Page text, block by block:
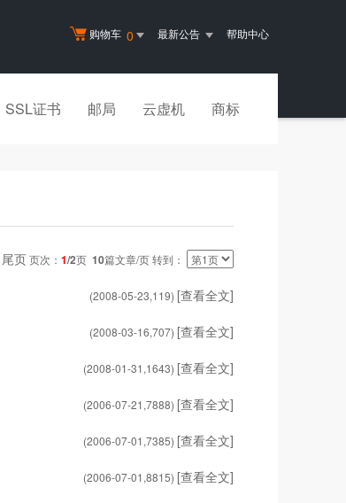
购物车 0 最新公告 帮助中心
SSL证书 邮局 云虚机 商标
尾页页次： 1/2页 10篇文章/页 转到：
(2008-05-23,119) [查看全文]
(2008-03-16,707) [查看全文]
(2008-01-31,1643) [查看全文]
(2006-07-21,7888) [查看全文]
(2006-07-01,7385) [查看全文]
(2006-07-01,8815) [查看全文]